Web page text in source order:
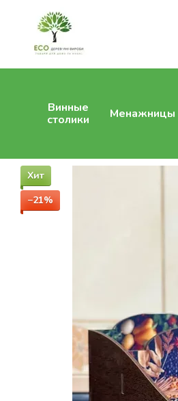
Перейти к основному контенту
Винные
столики
Менажницы
Хит
−21%